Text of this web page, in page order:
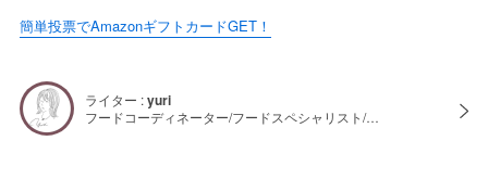
簡単投票でAmazonギフトカードGET！
ライター :yuri
フードコーディネーター/フードスペシャリスト/…